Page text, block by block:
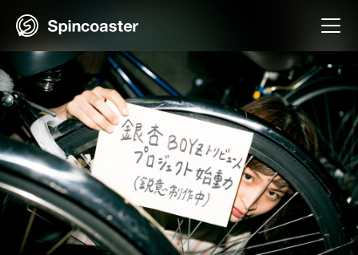
content